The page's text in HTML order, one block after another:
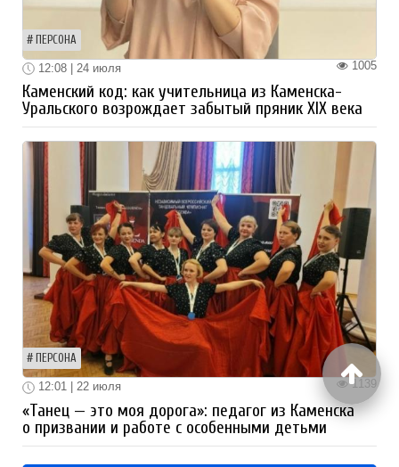
ПЕРСОНА
1005
12:08 | 24 июля
Каменский код: как учительница из Каменска-
Уральского возрождает забытый пряник XIX века
ПЕРСОНА
1139
12:01 | 22 июля
«Танец — это моя дорога»: педагог из Каменска
о призвании и работе с особенными детьми